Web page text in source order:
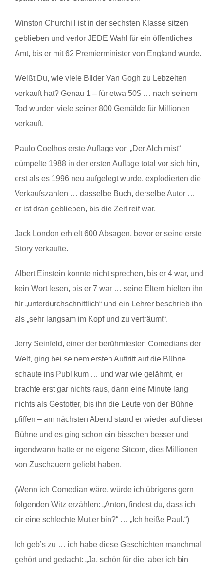
Winston Churchill ist in der sechsten Klasse sitzen
geblieben und verlor JEDE Wahl für ein öffentliches
Amt, bis er mit 62 Premierminister von England wurde.
Weißt Du, wie viele Bilder Van Gogh zu Lebzeiten
verkauft hat? Genau 1 – für etwa 50$ … nach seinem
Tod wurden viele seiner 800 Gemälde für Millionen
verkauft.
Paulo Coelhos erste Auflage von „Der Alchimist“
dümpelte 1988 in der ersten Auflage total vor sich hin,
erst als es 1996 neu aufgelegt wurde, explodierten die
Verkaufszahlen … dasselbe Buch, derselbe Autor …
er ist dran geblieben, bis die Zeit reif war.
Jack London erhielt 600 Absagen, bevor er seine erste
Story verkaufte.
Albert Einstein konnte nicht sprechen, bis er 4 war, und
kein Wort lesen, bis er 7 war … seine Eltern hielten ihn
für „unterdurchschnittlich“ und ein Lehrer beschrieb ihn
als „sehr langsam im Kopf und zu verträumt“.
Jerry Seinfeld, einer der berühmtesten Comedians der
Welt, ging bei seinem ersten Auftritt auf die Bühne …
schaute ins Publikum … und war wie gelähmt, er
brachte erst gar nichts raus, dann eine Minute lang
nichts als Gestotter, bis ihn die Leute von der Bühne
pfiffen – am nächsten Abend stand er wieder auf dieser
Bühne und es ging schon ein bisschen besser und
irgendwann hatte er ne eigene Sitcom, dies Millionen
von Zuschauern geliebt haben.
(Wenn ich Comedian wäre, würde ich übrigens gern
folgenden Witz erzählen: „Anton, findest du, dass ich
dir eine schlechte Mutter bin?“ … „Ich heiße Paul.“)
Ich geb’s zu … ich habe diese Geschichten manchmal
gehört und gedacht: „Ja, schön für die, aber ich bin